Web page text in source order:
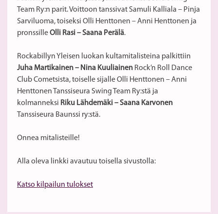
Team Ry:n parit. Voittoon tanssivat Samuli Kalliala – Pinja
Sarviluoma, toiseksi Olli Henttonen – Anni Henttonen ja
pronssilleOlli Rasi – Saana Perälä.
Rockabillyn Yleisen luokan kultamitalisteina palkittiin
Juha Martikainen – Nina Kuuliainen Rock’n Roll Dance
Club Cometsista, toiselle sijalle Olli Henttonen – Anni
Henttonen Tanssiseura Swing Team Ry:stä ja
kolmanneksi Riku Lähdemäki – Saana Karvonen
Tanssiseura Baunssi ry:stä.
Onnea mitalisteille!
Alla oleva linkki avautuu toisella sivustolla:
Katso kilpailun tulokset